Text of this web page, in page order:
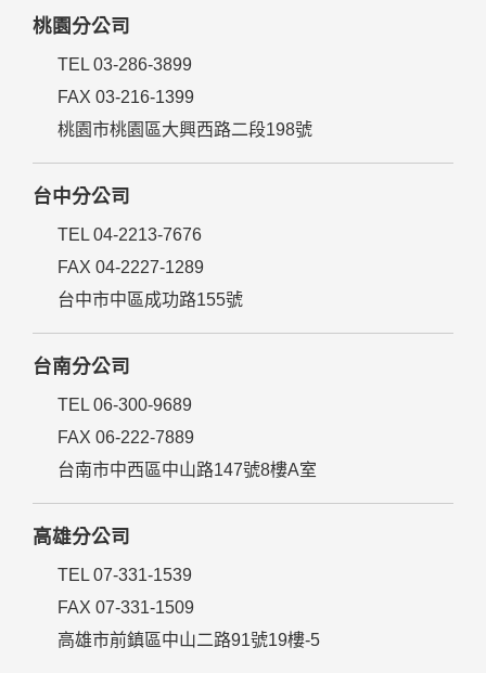
桃園分公司
TEL 03-286-3899
FAX 03-216-1399
桃園市桃園區大興西路二段198號
台中分公司
TEL 04-2213-7676
FAX 04-2227-1289
台中市中區成功路155號
台南分公司
TEL 06-300-9689
FAX 06-222-7889
台南市中西區中山路147號8樓A室
高雄分公司
TEL 07-331-1539
FAX 07-331-1509
高雄市前鎮區中山二路91號19樓-5